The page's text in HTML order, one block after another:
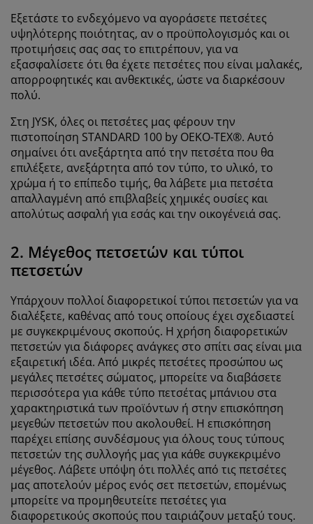
Εξετάστε το ενδεχόμενο να αγοράσετε πετσέτες
υψηλότερης ποιότητας, αν ο προϋπολογισμός και οι
προτιμήσεις σας σας το επιτρέπουν, για να
εξασφαλίσετε ότι θα έχετε πετσέτες που είναι μαλακές,
απορροφητικές και ανθεκτικές, ώστε να διαρκέσουν
πολύ.
Στη JYSK, όλες οι πετσέτες μας φέρουν την
πιστοποίηση STANDARD 100 by OEKO-TEX®. Αυτό
σημαίνει ότι ανεξάρτητα από την πετσέτα που θα
επιλέξετε, ανεξάρτητα από τον τύπο, το υλικό, το
χρώμα ή το επίπεδο τιμής, θα λάβετε μια πετσέτα
απαλλαγμένη από επιβλαβείς χημικές ουσίες και
απολύτως ασφαλή για εσάς και την οικογένειά σας.
2. Μέγεθος πετσετών και τύποι
πετσετών
Υπάρχουν πολλοί διαφορετικοί τύποι πετσετών για να
διαλέξετε, καθένας από τους οποίους έχει σχεδιαστεί
με συγκεκριμένους σκοπούς. Η χρήση διαφορετικών
πετσετών για διάφορες ανάγκες στο σπίτι σας είναι μια
εξαιρετική ιδέα. Από μικρές πετσέτες προσώπου ως
μεγάλες πετσέτες σώματος, μπορείτε να διαβάσετε
περισσότερα για κάθε τύπο πετσέτας μπάνιου στα
χαρακτηριστικά των προϊόντων ή στην επισκόπηση
μεγεθών πετσετών που ακολουθεί. Η επισκόπηση
παρέχει επίσης συνδέσμους για όλους τους τύπους
πετσετών της συλλογής μας για κάθε συγκεκριμένο
μέγεθος. Λάβετε υπόψη ότι πολλές από τις πετσέτες
μας αποτελούν μέρος ενός σετ πετσετών, επομένως
μπορείτε να προμηθευτείτε πετσέτες για
διαφορετικούς σκοπούς που ταιριάζουν μεταξύ τους.